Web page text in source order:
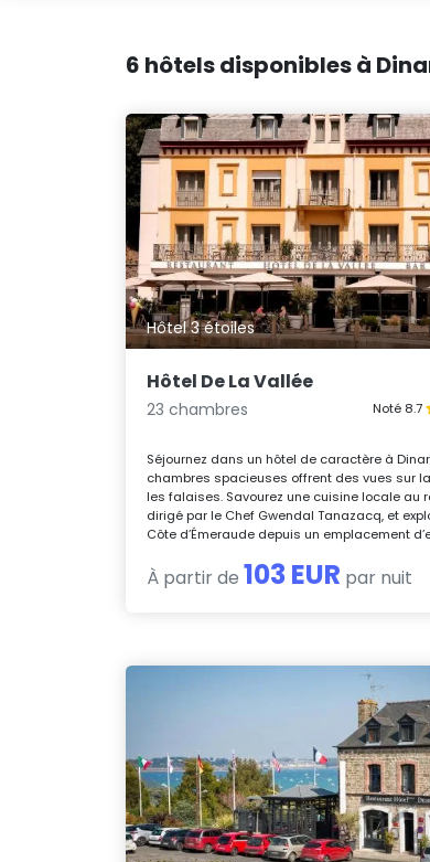
6 hôtels disponibles à
Hôtel 3 étoiles
Hôtel De La Vallée
23 chambres
Noté 8.7
Séjournez dans un hôtel de caractère à
chambres spacieuses offrent des vues sur
les falaises. Savourez une cuisine locale au
dirigé par le Chef Gwendal Tanazacq, et
Côte d’Émeraude depuis un emplacement
À partir de 103 EUR par nuit